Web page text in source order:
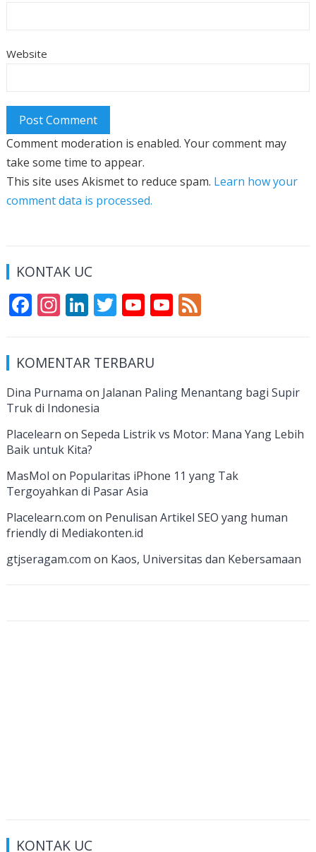
Website
Comment moderation is enabled. Your comment may
take some time to appear.
This site uses Akismet to reduce spam. Learn how your
comment data is processed.
KONTAK UC
F
e
b
o
o
k
In
a
gr
a
m
Li
k
e
dI
n
T
itt
er
Y
u
T
u
e
Y
u
e
h
a
n
n
F
KOMENTAR TERBARU
Dina Purnama on Jalanan Paling Menantang bagi Supir
Truk di Indonesia
Placelearn on Sepeda Listrik vs Motor: Mana Yang Lebih
Baik untuk Kita?
MasMol on Popularitas iPhone 11 yang Tak
Tergoyahkan di Pasar Asia
Placelearn.com on Penulisan Artikel SEO yang human
friendly di Mediakonten.id
gtjseragam.com on Kaos, Universitas dan Kebersamaan
KONTAK UC